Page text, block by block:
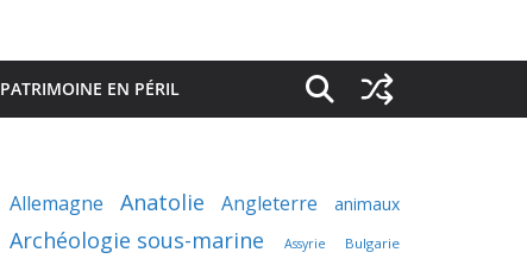
PATRIMOINE EN PÉRIL
Allemagne Anatolie Angleterre animaux
Archéologie sous-marine Assyrie Bulgarie